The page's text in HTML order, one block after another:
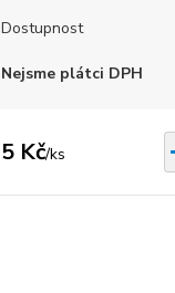
Dostupnost
Nejsme plátci DPH
5 Kč/ks